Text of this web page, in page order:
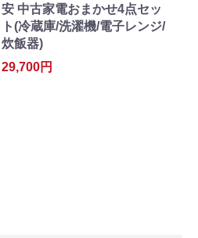
安 中古家電おまかせ4点セッ
ト(冷蔵庫/洗濯機/電子レンジ/
炊飯器)
29,700円